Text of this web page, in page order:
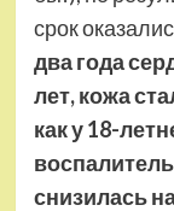
срок
два года
лет, кожа
как у 18-
снизилась